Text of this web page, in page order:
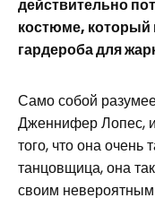
действительно
костюме, который
гардероба для
Само собой
Дженнифер Лопес,
того, что она очень
танцовщица, она
своим невероятным